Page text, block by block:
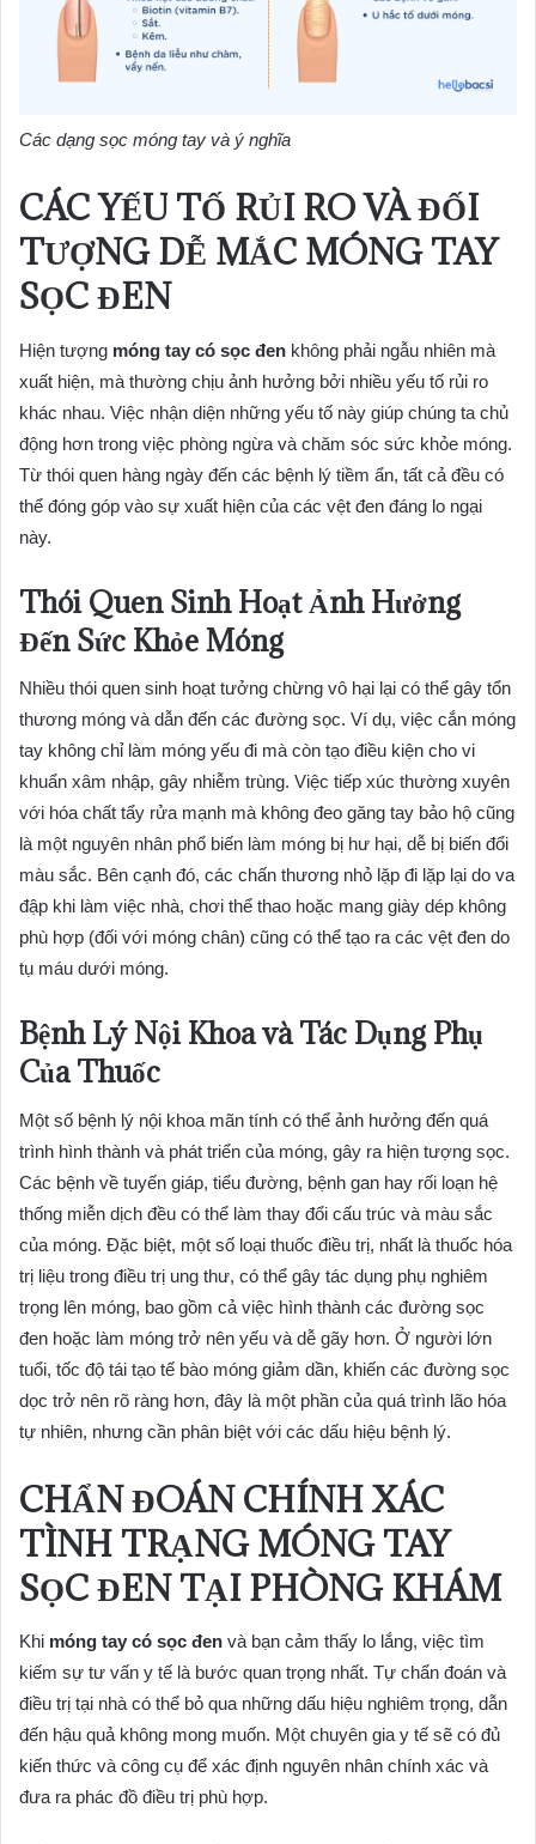
Các dạng sọc móng tay và ý nghĩa
CÁC YẾU TỐ RỦI RO VÀ ĐỐI
TƯỢNG DỄ MẮC MÓNG TAY
SỌC ĐEN
Hiện tượng móng tay có sọc đen không phải ngẫu nhiên mà
xuất hiện, mà thường chịu ảnh hưởng bởi nhiều yếu tố rủi ro
khác nhau. Việc nhận diện những yếu tố này giúp chúng ta chủ
động hơn trong việc phòng ngừa và chăm sóc sức khỏe móng.
Từ thói quen hàng ngày đến các bệnh lý tiềm ẩn, tất cả đều có
thể đóng góp vào sự xuất hiện của các vệt đen đáng lo ngại
này.
Thói Quen Sinh Hoạt Ảnh Hưởng
Đến Sức Khỏe Móng
Nhiều thói quen sinh hoạt tưởng chừng vô hại lại có thể gây tổn
thương móng và dẫn đến các đường sọc. Ví dụ, việc cắn móng
tay không chỉ làm móng yếu đi mà còn tạo điều kiện cho vi
khuẩn xâm nhập, gây nhiễm trùng. Việc tiếp xúc thường xuyên
với hóa chất tẩy rửa mạnh mà không đeo găng tay bảo hộ cũng
là một nguyên nhân phổ biến làm móng bị hư hại, dễ bị biến đổi
màu sắc. Bên cạnh đó, các chấn thương nhỏ lặp đi lặp lại do va
đập khi làm việc nhà, chơi thể thao hoặc mang giày dép không
phù hợp (đối với móng chân) cũng có thể tạo ra các vệt đen do
tụ máu dưới móng.
Bệnh Lý Nội Khoa và Tác Dụng Phụ
Của Thuốc
Một số bệnh lý nội khoa mãn tính có thể ảnh hưởng đến quá
trình hình thành và phát triển của móng, gây ra hiện tượng sọc.
Các bệnh về tuyến giáp, tiểu đường, bệnh gan hay rối loạn hệ
thống miễn dịch đều có thể làm thay đổi cấu trúc và màu sắc
của móng. Đặc biệt, một số loại thuốc điều trị, nhất là thuốc hóa
trị liệu trong điều trị ung thư, có thể gây tác dụng phụ nghiêm
trọng lên móng, bao gồm cả việc hình thành các đường sọc
đen hoặc làm móng trở nên yếu và dễ gãy hơn. Ở người lớn
tuổi, tốc độ tái tạo tế bào móng giảm dần, khiến các đường sọc
dọc trở nên rõ ràng hơn, đây là một phần của quá trình lão hóa
tự nhiên, nhưng cần phân biệt với các dấu hiệu bệnh lý.
CHẨN ĐOÁN CHÍNH XÁC
TÌNH TRẠNG MÓNG TAY
SỌC ĐEN TẠI PHÒNG KHÁM
Khi móng tay có sọc đen và bạn cảm thấy lo lắng, việc tìm
kiếm sự tư vấn y tế là bước quan trọng nhất. Tự chẩn đoán và
điều trị tại nhà có thể bỏ qua những dấu hiệu nghiêm trọng, dẫn
đến hậu quả không mong muốn. Một chuyên gia y tế sẽ có đủ
kiến thức và công cụ để xác định nguyên nhân chính xác và
đưa ra phác đồ điều trị phù hợp.